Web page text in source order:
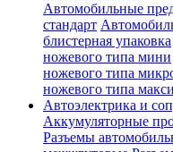
Автомобильные
стандарт
блистерная упаковка
ножевого типа мини
ножевого типа
ножевого типа макси
Автоэлектрика и
Аккумуляторные
Разъемы